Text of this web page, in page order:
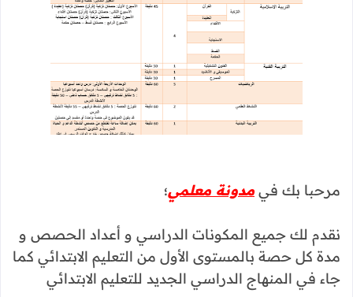
مرحبا بك في مدونة معلمي؛
نقدم لك جميع المكونات الدراسي و أعداد الحصص و
مدة كل حصة بالمستوى الأول من التعليم الابتدائي كما
جاء في المنهاج الدراسي الجديد للتعليم الابتدائي